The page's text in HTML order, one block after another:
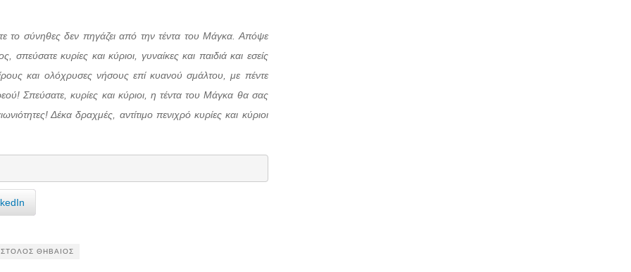
το σύνηθες δεν πηγάζει από την τέντα του Μάγκα. Απόψε
κυρίες και κύριοι, γυναίκες και παιδιά και εσείς
και ολόχρυσες νήσους επί κυανού σμάλτου, με πέντε
Σπεύσατε, κυρίες και κύριοι, η τέντα του Μάγκα θα σας
Δέκα δραχμές, αντίτιμο πενιχρό κυρίες και κύριοι
ΘΗΒΑΊΟΣ